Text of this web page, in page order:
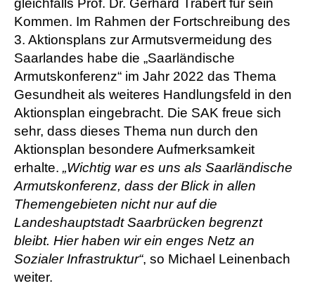
gleichfalls Prof. Dr. Gerhard Trabert für sein
Kommen. Im Rahmen der Fortschreibung des
3. Aktionsplans zur Armutsvermeidung des
Saarlandes habe die „Saarländische
Armutskonferenz“ im Jahr 2022 das Thema
Gesundheit als weiteres Handlungsfeld in den
Aktionsplan eingebracht. Die SAK freue sich
sehr, dass dieses Thema nun durch den
Aktionsplan besondere Aufmerksamkeit
erhalte. „Wichtig war es uns als Saarländische
Armutskonferenz, dass der Blick in allen
Themengebieten nicht nur auf die
Landeshauptstadt Saarbrücken begrenzt
bleibt. Hier haben wir ein enges Netz an
Sozialer Infrastruktur“, so Michael Leinenbach
weiter.